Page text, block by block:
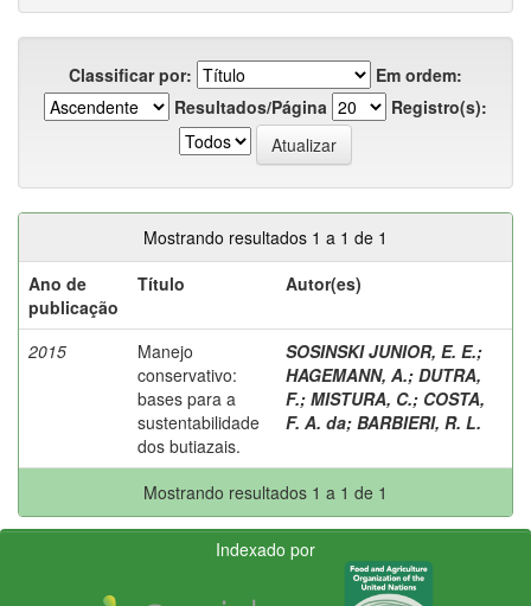
Classificar por:
Em ordem:
Resultados/Página
Registro(s):
Mostrando resultados 1 a 1 de 1
Ano de
publicação
Título Autor(es)
2015
Manejo
conservativo:
bases para a
sustentabilidade
dos butiazais.
SOSINSKI JUNIOR, E. E.;
HAGEMANN, A.; DUTRA,
F.; MISTURA, C.; COSTA,
F. A. da; BARBIERI, R. L.
Mostrando resultados 1 a 1 de 1
Indexado por